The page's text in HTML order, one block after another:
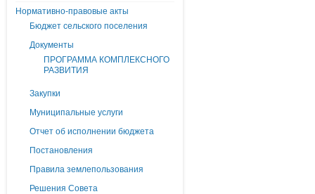
Нормативно-правовые акты
Бюджет сельского поселения
Документы
ПРОГРАММА КОМПЛЕКСНОГО
РАЗВИТИЯ
Закупки
Муниципальные услуги
Отчет об исполнении бюджета
Постановления
Правила землепользования
Решения Совета